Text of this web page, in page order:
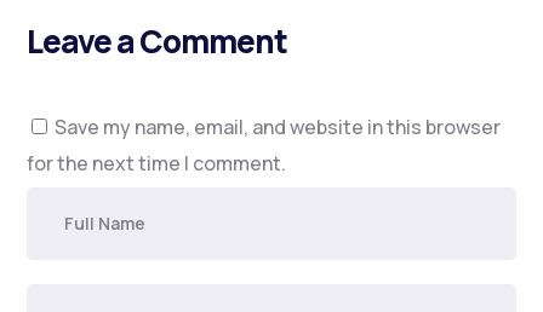
Leave a Comment
Save my name, email, and website in this browser
for the next time I comment.